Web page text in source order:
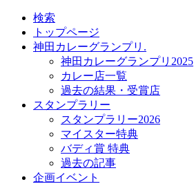
検索
トップページ
神田カレーグランプリ.
神田カレーグランプリ2025
カレー店一覧
過去の結果・受賞店
スタンプラリー
スタンプラリー2026
マイスター特典
バディ賞 特典
過去の記事
企画イベント